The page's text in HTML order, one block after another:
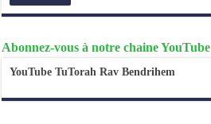
Abonnez-vous à notre chaine YouTube
YouTube TuTorah Rav Bendrihem